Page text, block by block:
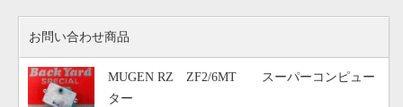
お問い合わせ商品
MUGEN RZ ZF2/6MT スーパーコンピュー
ター